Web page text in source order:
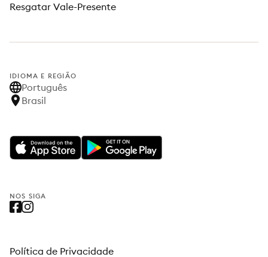
Resgatar Vale-Presente
IDIOMA E REGIÃO
Português
Brasil
NOS SIGA
Política de Privacidade